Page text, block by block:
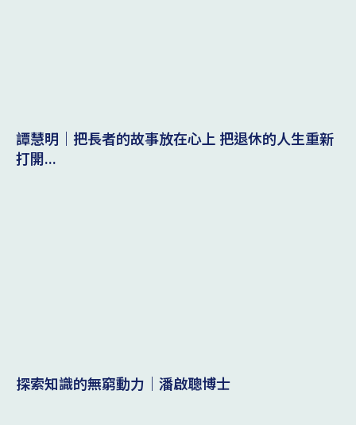
譚慧明｜把長者的故事放在心上 把退休的人生重新
打開...
探索知識的無窮動力｜潘啟聰博士